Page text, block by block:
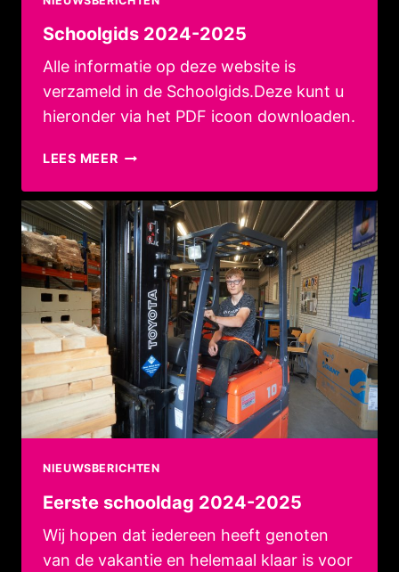
Schoolgids 2024-2025
Alle informatie op deze website is
verzameld in de Schoolgids.Deze kunt u
hieronder via het PDF icoon downloaden.
LEES MEERSCHOOLGIDS
2025
NIEUWSBERICHTEN
Eerste schooldag 2024-2025
Wij hopen dat iedereen heeft genoten
van de vakantie en helemaal klaar is voor